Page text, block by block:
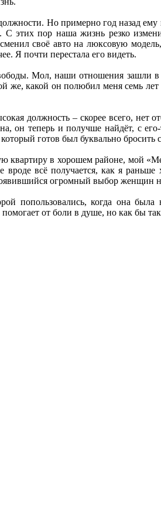
Но примерно год назад ему
С этих пор наша жизнь резко
своё авто на люксовую
Я почти перестала его видеть.
Мол, наши отношения зашли в
же, какой он полюбил меня семь
должность – скорее всего, нет
он теперь и получше найдёт, с
готов был буквально
квартиру в хорошем районе, мой
всё получается, как я раньше
огромный выбор женщин
попользовались, когда она
от боли в душе, но как бы